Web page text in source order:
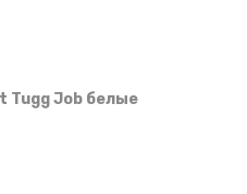
Tugg Job белые